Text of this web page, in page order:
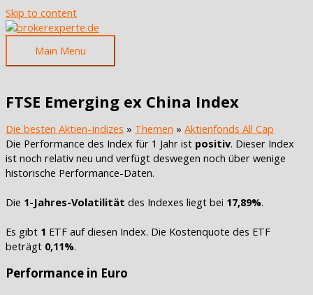
Skip to content
Main Menu
FTSE Emerging ex China Index
Die besten Aktien-Indizes » Themen » Aktienfonds All Cap
Die Performance des Index für 1 Jahr ist positiv. Dieser Index
ist noch relativ neu und verfügt deswegen noch über wenige
historische Performance-Daten.
Die 1-Jahres-Volatilität des Indexes liegt bei 17,89%.
Es gibt 1 ETF auf diesen Index. Die Kostenquote des ETF
beträgt 0,11%.
Performance in Euro